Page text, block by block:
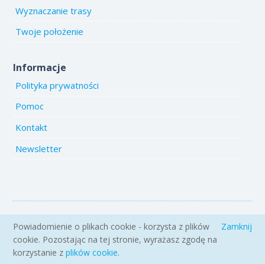
Wyznaczanie trasy
Twoje położenie
Informacje
Polityka prywatności
Pomoc
Kontakt
Newsletter
Copyright 2005-2026 www.emiejsca.pl. Kopiowanie treści i zdjęć
zabronione.
Powiadomienie o plikach cookie - korzysta z plików
cookie. Pozostając na tej stronie, wyrażasz zgodę na
korzystanie zplików cookie.
Zamknij